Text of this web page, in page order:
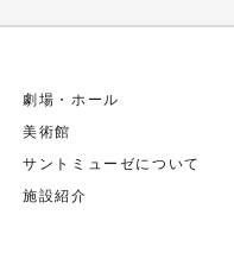
劇場・ホール
美術館
サントミューゼについて
施設紹介